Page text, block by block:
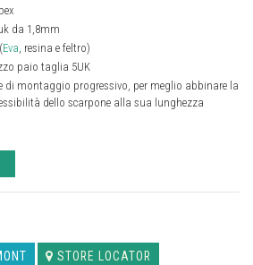
da 1,8mm
Eva, resina e feltro)
paio taglia 5UK
di montaggio progressivo, per meglio abbinare la
dello scarpone alla sua lunghezza
STORE LOCATOR